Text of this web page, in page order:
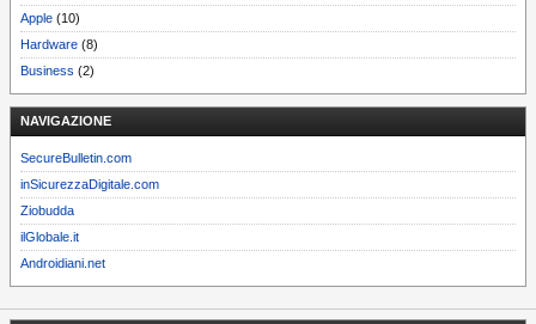
Apple (10)
Hardware (8)
Business (2)
NAVIGAZIONE
SecureBulletin.com
inSicurezzaDigitale.com
Ziobudda
ilGlobale.it
Androidiani.net